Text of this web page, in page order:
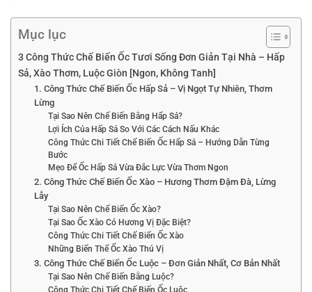
Mục lục
3 Công Thức Chế Biến Ốc Tươi Sống Đơn Giản Tại Nhà – Hấp
Sả, Xào Thơm, Luộc Giòn [Ngon, Không Tanh]
1. Công Thức Chế Biến Ốc Hấp Sả – Vị Ngọt Tự Nhiên, Thơm
Lừng
Tại Sao Nên Chế Biến Bằng Hấp Sả?
Lợi Ích Của Hấp Sả So Với Các Cách Nấu Khác
Công Thức Chi Tiết Chế Biến Ốc Hấp Sả – Hướng Dẫn Từng
Bước
Mẹo Để Ốc Hấp Sả Vừa Đắc Lực Vừa Thơm Ngon
2. Công Thức Chế Biến Ốc Xào – Hương Thơm Đậm Đà, Lừng
Lẫy
Tại Sao Nên Chế Biến Ốc Xào?
Tại Sao Ốc Xào Có Hương Vị Đặc Biệt?
Công Thức Chi Tiết Chế Biến Ốc Xào
Những Biến Thể Ốc Xào Thú Vị
3. Công Thức Chế Biến Ốc Luộc – Đơn Giản Nhất, Cơ Bản Nhất
Tại Sao Nên Chế Biến Bằng Luộc?
Công Thức Chi Tiết Chế Biến Ốc Luộc